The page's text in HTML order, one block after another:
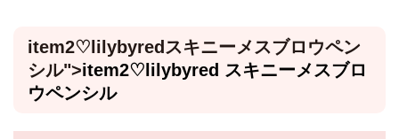
item2♡ lilybyredスキニーメスブロウペン
シル">item2♡ lilybyred スキニーメスブロ
ウペンシル